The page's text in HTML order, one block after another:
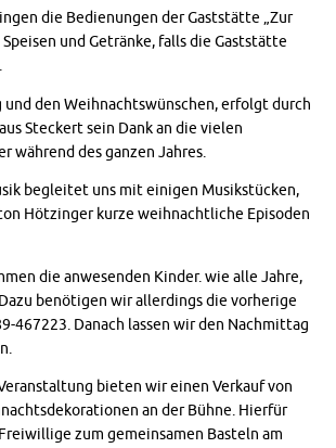
die Bedienungen der Gaststätte „Zur
und Getränke, falls die Gaststätte
und den Weihnachtswünschen, erfolgt durch
Steckert sein Dank an die vielen
während des ganzen Jahres.
begleitet uns mit einigen Musikstücken,
Hötzinger kurze weihnachtliche Episoden
die anwesenden Kinder. wie alle Jahre,
benötigen wir allerdings die vorherige
467223. Danach lassen wir den Nachmittag
bieten wir einen Verkauf von
an der Bühne. Hierfür
zum gemeinsamen Basteln am